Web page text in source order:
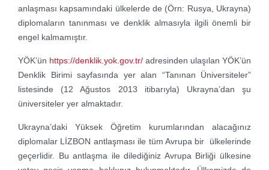
anlaşması kapsamındaki ülkelerde de (Örn: Rusya, Ukrayna)
diplomaların tanınması ve denklik almasıyla ilgili önemli bir
engel kalmamıştır.
YÖK’ün https://denklik.yok.gov.tr/ adresinden ulaşılan YÖK’ün
Denklik Birimi sayfasında yer alan “Tanınan Üniversiteler”
listesinde (12 Ağustos 2013 itibarıyla) Ukrayna’dan şu
üniversiteler yer almaktadır.
Ukrayna’daki Yüksek Öğretim kurumlarından alacağınız
diplomalar LİZBON antlaşması ile tüm Avrupa bir ülkelerinde
geçerlidir. Bu antlaşma ile dilediğiniz Avrupa Birliği ülkesine